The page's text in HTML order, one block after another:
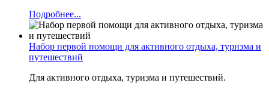
Подробнее...
Набор первой помощи для активного отдыха, туризма и
путешествий
Для активного отдыха, туризма и путешествий.